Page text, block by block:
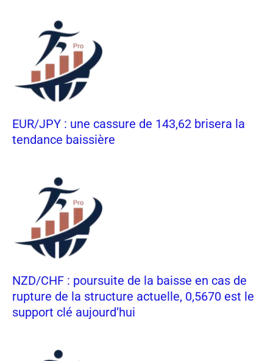
EUR/JPY : une cassure de 143,62 brisera la
tendance baissière
NZD/CHF : poursuite de la baisse en cas de
rupture de la structure actuelle, 0,5670 est le
support clé aujourd’hui